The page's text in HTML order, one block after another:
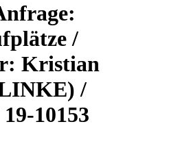
/
Kristian
/
10153